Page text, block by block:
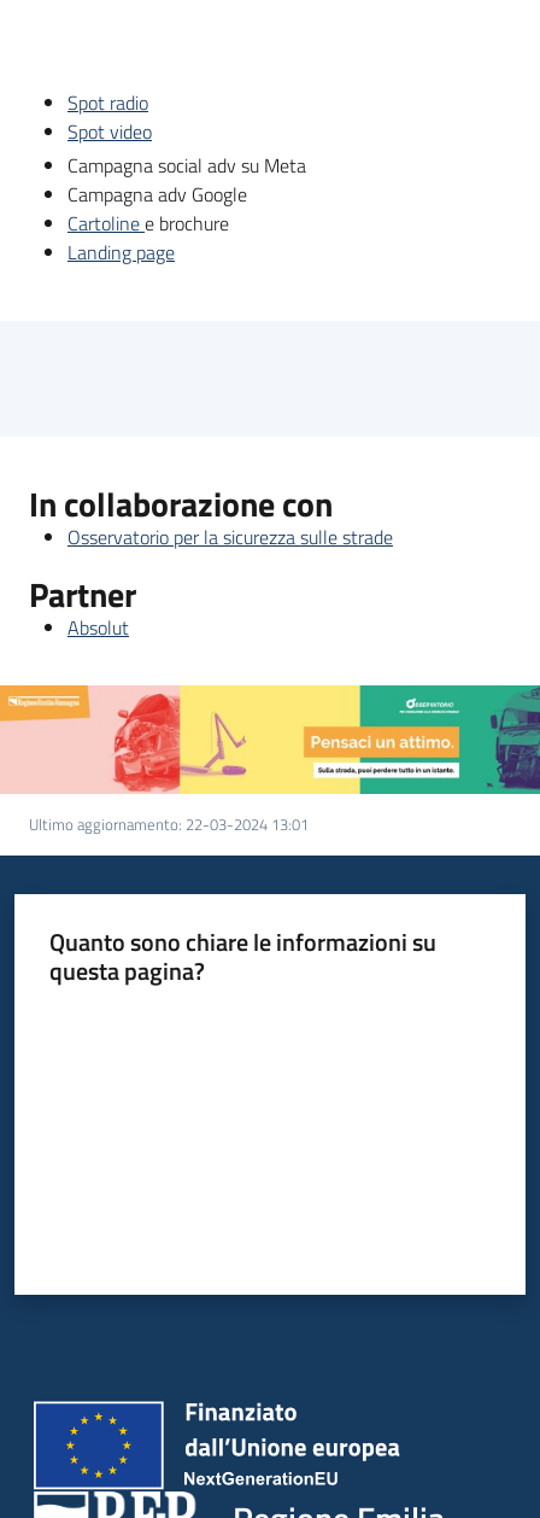
Spot radio
Spot video
Campagna social adv su Meta
Campagna adv Google
Cartolinee brochure
Landing page
In collaborazione con
Osservatorio per la sicurezza sulle strade
Partner
Absolut
Ultimo aggiornamento: 22-03-2024 13:01
Quanto sono chiare le informazioni su
questa pagina?